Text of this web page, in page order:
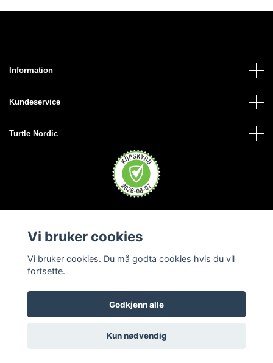
Information
Kundeservice
Turtle Nordic
© 2026 Turtle Nordic - Norge
Vi bruker cookies
Vi bruker cookies. Du må godta cookies hvis du vil
fortsette.
Godkjenn alle
Kun nødvendig